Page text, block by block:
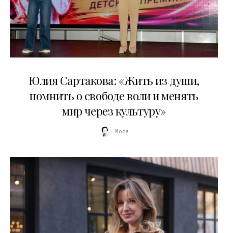
Юлия Сартакова: «Жить из души,
помнить о свободе воли и менять
мир через культуру»
Moda